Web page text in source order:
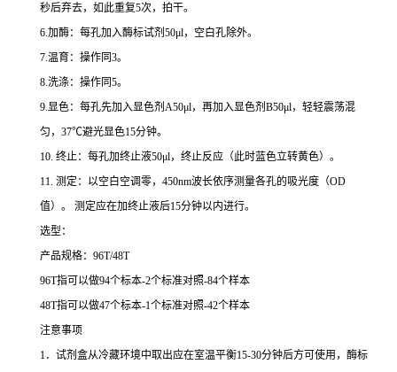
秒后弃去，如此重复5次，拍干。
6.加酶：每孔加入酶标试剂 50μl，空白孔除外。
7.温育：操作同 3。
8.洗涤：操作同 5。
9.显色：每孔先加入显色剂 A50μl，再加入显色剂 B50μl，轻轻震荡混
匀， 37℃避光显色15分钟。
10. 终止：每孔加终止液50μl，终止反应（此时蓝色立转黄色）。
11. 测定：以空白空调零， 450nm波长依序测量各孔的吸光度（OD
值）。
测定应在加终止液后15分钟以内进行。
选型：
产品规格： 96T/48T
96T指可以做94个标本-2个标准对照-84个样本
48T指可以做47个标本-1个标准对照-42个样本
注意事项
1．试剂盒从冷藏环境中取出应在室温平衡15-30分钟后方可使用，酶标